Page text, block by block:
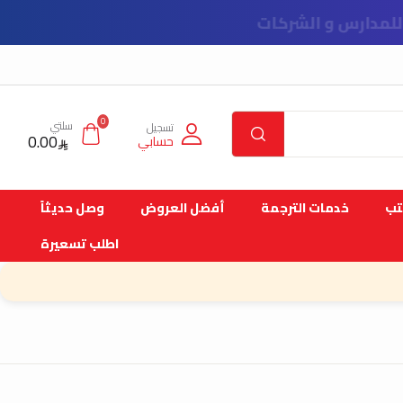
تسجيل
حسابي
0 سلتي
0.00
خدمات الترجمة أفضل العروض
وصل حديثاً
اطلب تسعيرة